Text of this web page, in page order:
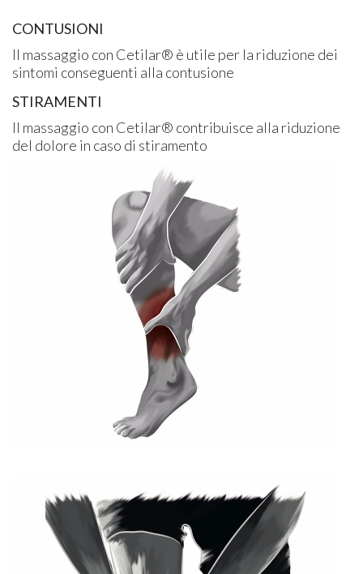
CONTUSIONI
Il massaggio con Cetilar® è utile per la riduzione dei
sintomi conseguenti alla contusione
STIRAMENTI
Il massaggio con Cetilar® contribuisce alla riduzione
del dolore in caso di stiramento